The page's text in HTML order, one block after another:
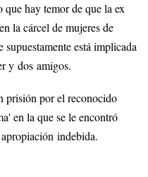
hay temor de que la ex
la cárcel de mujeres de
supuestamente está implicada
y dos amigos.
prisión por el reconocido
en la que se le encontró
indebida.